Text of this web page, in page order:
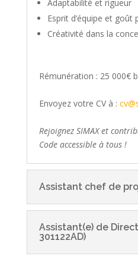
Adaptabilité et rigueur
Esprit d’équipe et
Créativité dans la
Rémunération : 25 000€
Envoyez votre CV à :
Rejoignez SIMAX et
Code accessible à tous !
Assistant chef de
Assistant(e) de
301122AD)